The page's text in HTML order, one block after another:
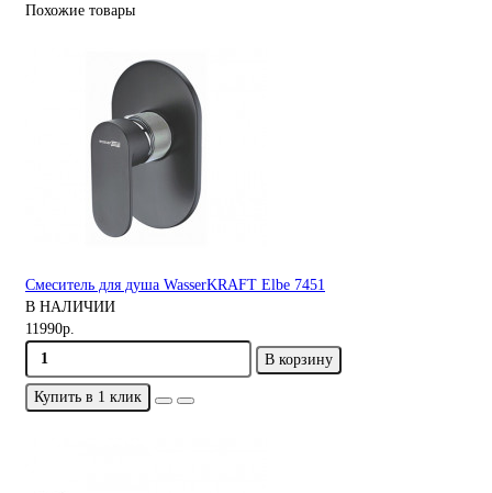
Похожие товары
Смеситель для душа WasserKRAFT Elbe 7451
В НАЛИЧИИ
11990р.
В корзину
Купить в 1 клик